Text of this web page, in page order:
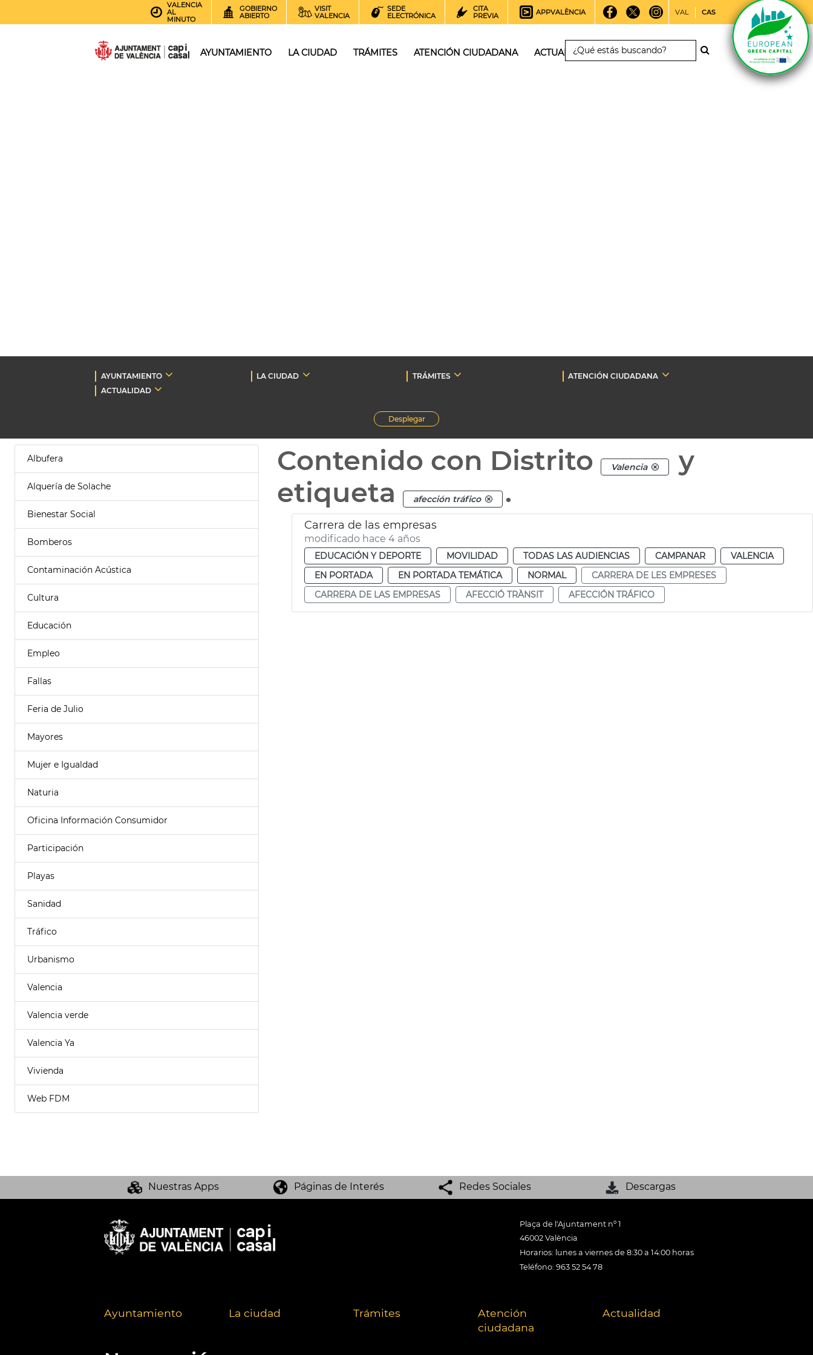
VALENCIA
AL
MINUTO
GOBIERNO
ABIERTO
VISIT
VALENCIA
SEDE
ELECTRÓNICA
CITA
PREVIA
APPVALÈNCIA VAL CAS
AYUNTAMIENTO LA CIUDAD TRÁMITES ATENCIÓN CIUDADANA ACTUALIDAD
AYUNTAMIENTO LA CIUDAD TRÁMITES
ATENCIÓN CIUDADANA
ACTUALIDAD
Desplegar
Albufera
Alquería de Solache
Bienestar Social
Bomberos
Contaminación Acústica
Cultura
Educación
Empleo
Fallas
Feria de Julio
Mayores
Mujer e Igualdad
Naturia
Oficina Información Consumidor
Participación
Playas
Sanidad
Tráfico
Urbanismo
Valencia
Valencia verde
Valencia Ya
Vivienda
Web FDM
Contenido con Distrito Valencia
y
etiqueta
afección tráfico .
Carrera de las empresas
modificado hace 4 años
EDUCACIÓN Y DEPORTE MOVILIDAD TODAS LAS AUDIENCIAS CAMPANAR
VALENCIA
EN PORTADA
EN PORTADA TEMÁTICA NORMAL
CARRERA DE LES EMPRESES
CARRERA DE LAS EMPRESAS
AFECCIÓ TRÀNSIT AFECCIÓN TRÁFICO
Nuestras Apps Páginas de Interés Redes Sociales Descargas
Plaça de l'Ajuntament nº 1
46002 València
Horarios: lunes a viernes de 8:30 a 14:00 horas
Teléfono: 963 52 54 78
Ayuntamiento La ciudad Trámites
Atención
ciudadana
Actualidad